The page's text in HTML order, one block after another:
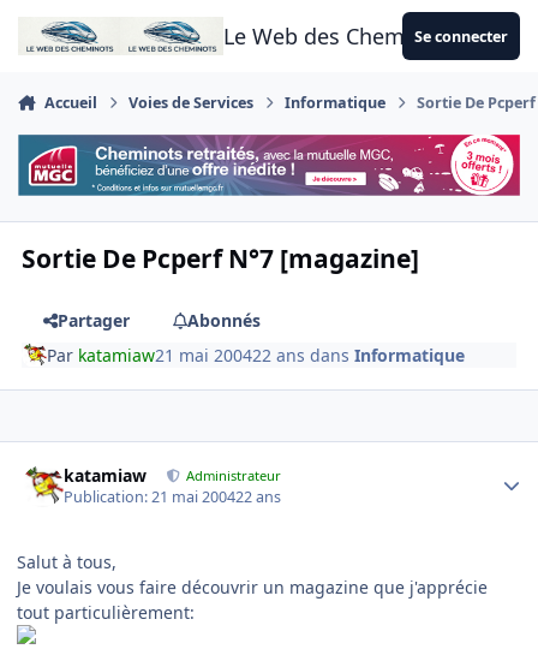
Aller au contenu
Le Web des CheminotsSe connecter
Accueil Voies de Services Informatique Sortie De
Sortie De Pcperf N°7 [magazine]
Partager
Abonnés
Par katamiaw21 mai 200422 ans dansInformatique
katamiaw Administrateur
Publication:21 mai 200422 ans
Salut à tous,
Je voulais vous faire découvrir un magazine que j'apprécie
tout particulièrement: